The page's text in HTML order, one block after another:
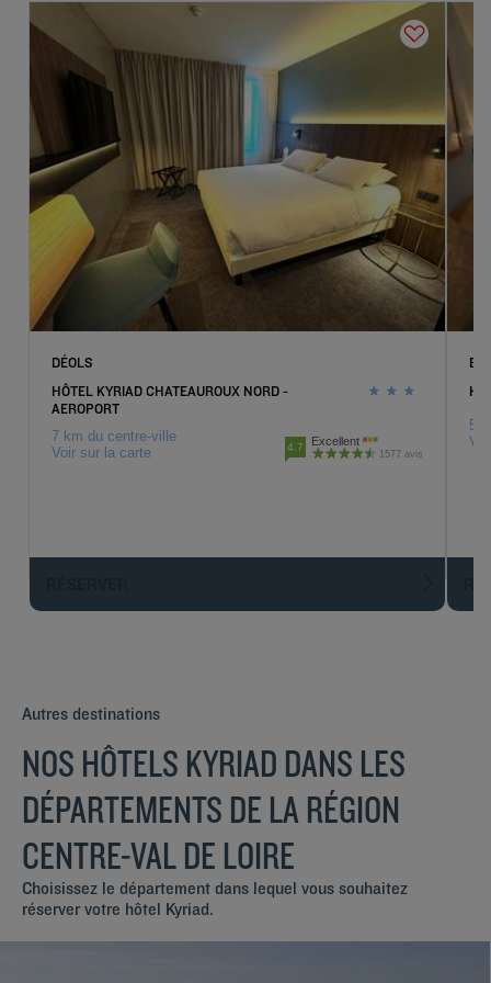
Hôtels Saint-Pierre-des-Corps Hôtels Saran
Hôtels Tours Hôtels
DÉOLS
HÔTEL KYRIAD CHATEAUROUX NORD -
AEROPORT
7 km du centre-ville
Voir sur la carte
4.7 Excellent
1577 avis
5
Autres destinations
NOS HÔTELS KYRIAD DANS LES
DÉPARTEMENTS DE LA RÉGION
CENTRE-VAL DE LOIRE
Choisissez le département dans lequel vous souhaitez
réserver votre hôtel Kyriad.